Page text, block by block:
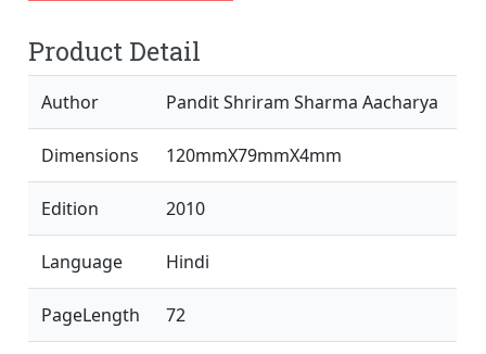
Product Detail
Author Pandit Shriram Sharma Aacharya
Dimensions 120mmX79mmX4mm
Edition 2010
Language Hindi
PageLength 72